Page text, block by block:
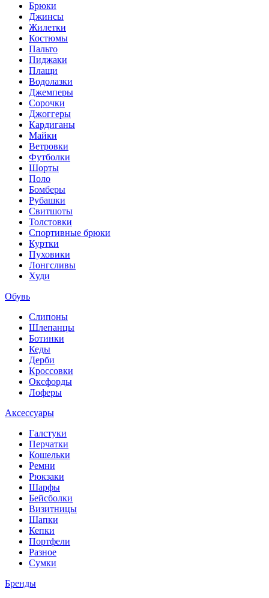
Брюки
Джинсы
Жилетки
Костюмы
Пальто
Пиджаки
Плащи
Водолазки
Джемперы
Сорочки
Джоггеры
Кардиганы
Майки
Ветровки
Футболки
Шорты
Поло
Бомберы
Рубашки
Свитшоты
Толстовки
Спортивные брюки
Куртки
Пуховики
Лонгсливы
Худи
Обувь
Слипоны
Шлепанцы
Ботинки
Кеды
Дерби
Кроссовки
Оксфорды
Лоферы
Аксессуары
Галстуки
Перчатки
Кошельки
Ремни
Рюкзаки
Шарфы
Бейсболки
Визитницы
Шапки
Кепки
Портфели
Разное
Сумки
Бренды